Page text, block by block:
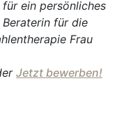
ein persönliches
für die
Frau
Jetzt bewerben!